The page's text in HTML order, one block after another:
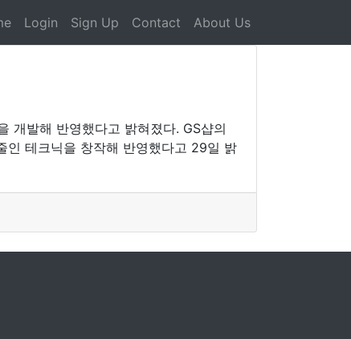
Login Sign Up Contact About Us
개발해 반영했다고 밝혀졌다. GS샵의
인 테크닉을 창작해 반영했다고 29일 밝